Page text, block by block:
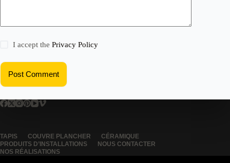
I accept thePrivacy Policy
Post Comment
TAPIS COUVRE PLANCHER
CÉRAMIQUE
PRODUITS D’INSTALLATIONS
NOUS CONTACTER
NOS RÉALISATIONS